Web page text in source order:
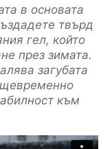
в основата
твърд
гел, който
през зимата.
загубата
към